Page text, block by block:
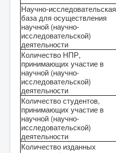
Научно-исследовательская
база для осуществления
научной (научно-
исследовательской)
деятельности
Количество НПР,
принимающих участие в
научной (научно-
исследовательской)
деятельности
Количество студентов,
принимающих участие в
научной (научно-
исследовательской)
деятельности
Количество изданных